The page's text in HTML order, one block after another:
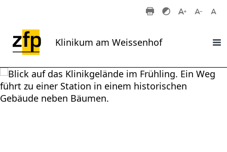
Klinikum am Weissenhof